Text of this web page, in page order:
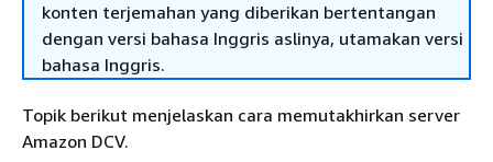
konten terjemahan yang diberikan bertentangan
dengan versi bahasa Inggris aslinya, utamakan versi
bahasa Inggris.
Topik berikut menjelaskan cara memutakhirkan server
Amazon DCV.